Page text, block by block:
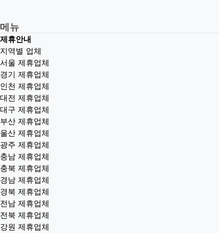
메뉴
제휴안내
지역별 업체
서울 제휴업체
경기 제휴업체
인천 제휴업체
대전 제휴업체
대구 제휴업체
부산 제휴업체
울산 제휴업체
광주 제휴업체
충남 제휴업체
충북 제휴업체
경남 제휴업체
경북 제휴업체
전남 제휴업체
전북 제휴업체
강원 제휴업체